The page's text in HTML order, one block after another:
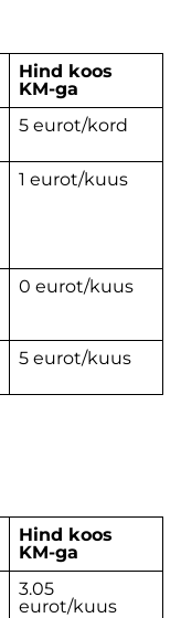
Hind koos
KM-ga
5 eurot/kord
1 eurot/kuus
0 eurot/kuus
5 eurot/kuus
Hind koos
KM-ga
3.05
eurot/kuus